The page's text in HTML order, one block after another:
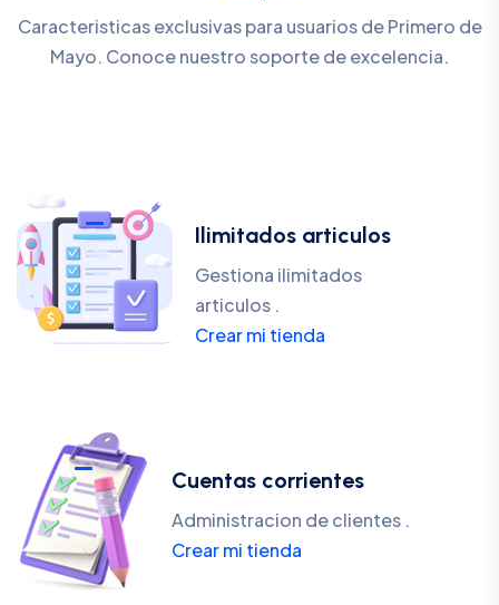
Caracteristicas exclusivas para usuarios de Primero de
Mayo. Conoce nuestro soporte de excelencia.
Ilimitados articulos
Gestiona ilimitados
articulos .
Crear mi tienda
Cuentas corrientes
Administracion de clientes .
Crear mi tienda